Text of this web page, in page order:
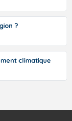
?
climatique